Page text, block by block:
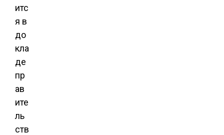
итс
я в
до
кла
де
пр
ав
ите
ль
ств